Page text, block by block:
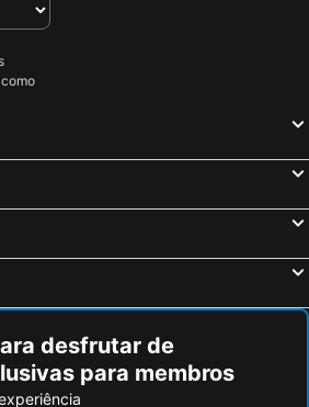
desfrutar de
para membros